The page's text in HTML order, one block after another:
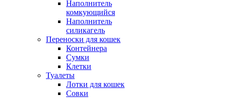
Наполнитель
комкующийся
Наполнитель
силикагель
Переноски для кошек
Контейнера
Сумки
Клетки
Туалеты
Лотки для кошек
Совки